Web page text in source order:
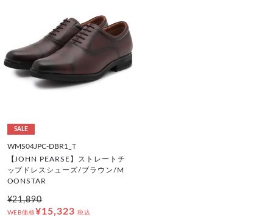
SALE
WMS04JPC-DBR1_T
【JOHN PEARSE】ストレートチ
ップドレスシューズ/ブラウン/M
OONSTAR
¥21,890
WEB価格¥15,323 税込